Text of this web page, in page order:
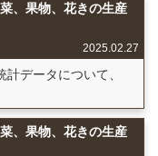
、果物、花きの生産
2025.02.27
データについて、
、果物、花きの生産